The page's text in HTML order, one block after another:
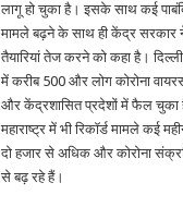
लागू हो चुका है। इसके साथ कई
मामले बढ़ने के साथ ही केंद्र सरकार
तैयारियां तेज करने को कहा है।
में करीब 500 और लोग कोरोना
और केंद्रशासित प्रदेशों में फैल चुका
महाराष्ट्र में भी रिकॉर्ड मामले कई
दो हजार से अधिक और कोरोना
से बढ़ रहे हैं।